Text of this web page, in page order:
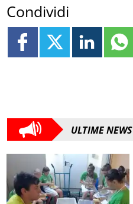
Condividi
ULTIME NEWS